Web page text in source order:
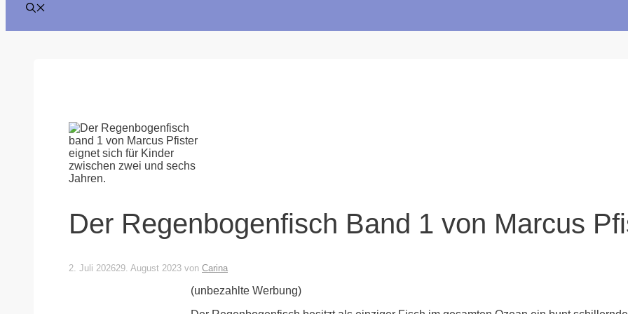
Der Regenbogenfisch Band 1 von Marcus
2. Juli 202629. August 2023 von Carina
(unbezahlte Werbung)